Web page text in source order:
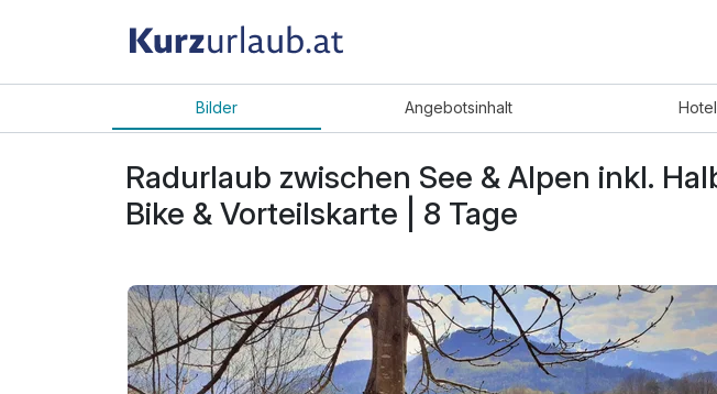
Bilder Angebotsinhalt Hotel
Radurlaub zwischen See & Alpen inkl.
Bike & Vorteilskarte | 8 Tage